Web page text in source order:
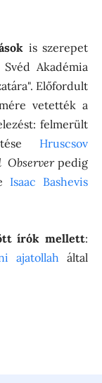
is szerepet
Svéd Akadémia
Előfordult
vetették a
felmerült
Hruscsov
Observerpedig
Isaac Bashevis
írók mellett:
ajatollah által